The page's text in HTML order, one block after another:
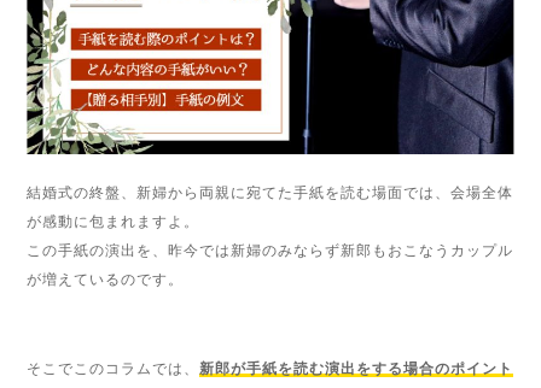
結婚式の終盤、新婦から両親に宛てた手紙を読む場面では、会場全体
が感動に包まれますよ。
この手紙の演出を、昨今では新婦のみならず新郎もおこなうカップル
が増えているのです。
そこでこのコラムでは、新郎が手紙を読む演出をする場合のポイント